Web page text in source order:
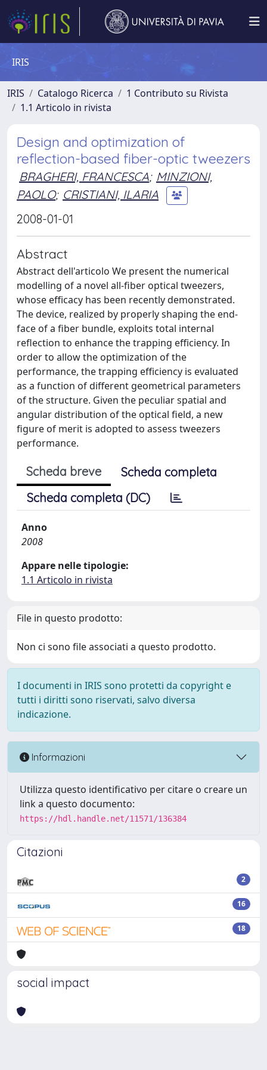
IRIS
IRIS Catalogo Ricerca
1 Contributo su Rivista
1.1 Articolo in rivista
Design and optimization of
reflection-based fiber-optic tweezers
BRAGHERI, FRANCESCA; MINZIONI,
PAOLO; CRISTIANI, ILARIA
2008-01-01
Abstract
Abstract dell'articolo We present the numerical
modelling of a novel all-fiber optical tweezers,
whose efficacy has been recently demonstrated.
The device, realized by properly shaping the end-
face of a fiber bundle, exploits total internal
reflection to enhance the trapping efficiency. In
order to allow the optimization of the
performance, the trapping efficiency is evaluated
as a function of different geometrical parameters
of the structure. Given the peculiar spatial and
angular distribution of the optical field, a new
figure of merit is adopted to assess tweezers
performance.
Scheda breve
Scheda completa
Scheda completa (DC)
Anno
2008
Appare nelle tipologie:
1.1 Articolo in rivista
File in questo prodotto:
Non ci sono file associati a questo prodotto.
I documenti in IRIS sono protetti da copyright e
tutti i diritti sono riservati, salvo diversa
indicazione.
Informazioni
Utilizza questo identificativo per citare o creare un
link a questo documento:
https://hdl.handle.net/11571/136384
Citazioni
2
16
18
social impact